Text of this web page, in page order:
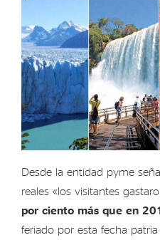
Desde la entidad pyme
reales «los visitantes
por ciento más que en
feriado por esta fecha